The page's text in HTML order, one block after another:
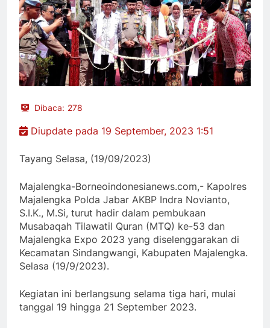
Dibaca: 278
Diupdate pada 19 September, 2023 1:51
Tayang Selasa, (19/09/2023)
Majalengka-Borneoindonesianews.com,- Kapolres
Majalengka Polda Jabar AKBP Indra Novianto,
S.I.K., M.Si, turut hadir dalam pembukaan
Musabaqah Tilawatil Quran (MTQ) ke-53 dan
Majalengka Expo 2023 yang diselenggarakan di
Kecamatan Sindangwangi, Kabupaten Majalengka.
Selasa (19/9/2023).
Kegiatan ini berlangsung selama tiga hari, mulai
tanggal 19 hingga 21 September 2023.